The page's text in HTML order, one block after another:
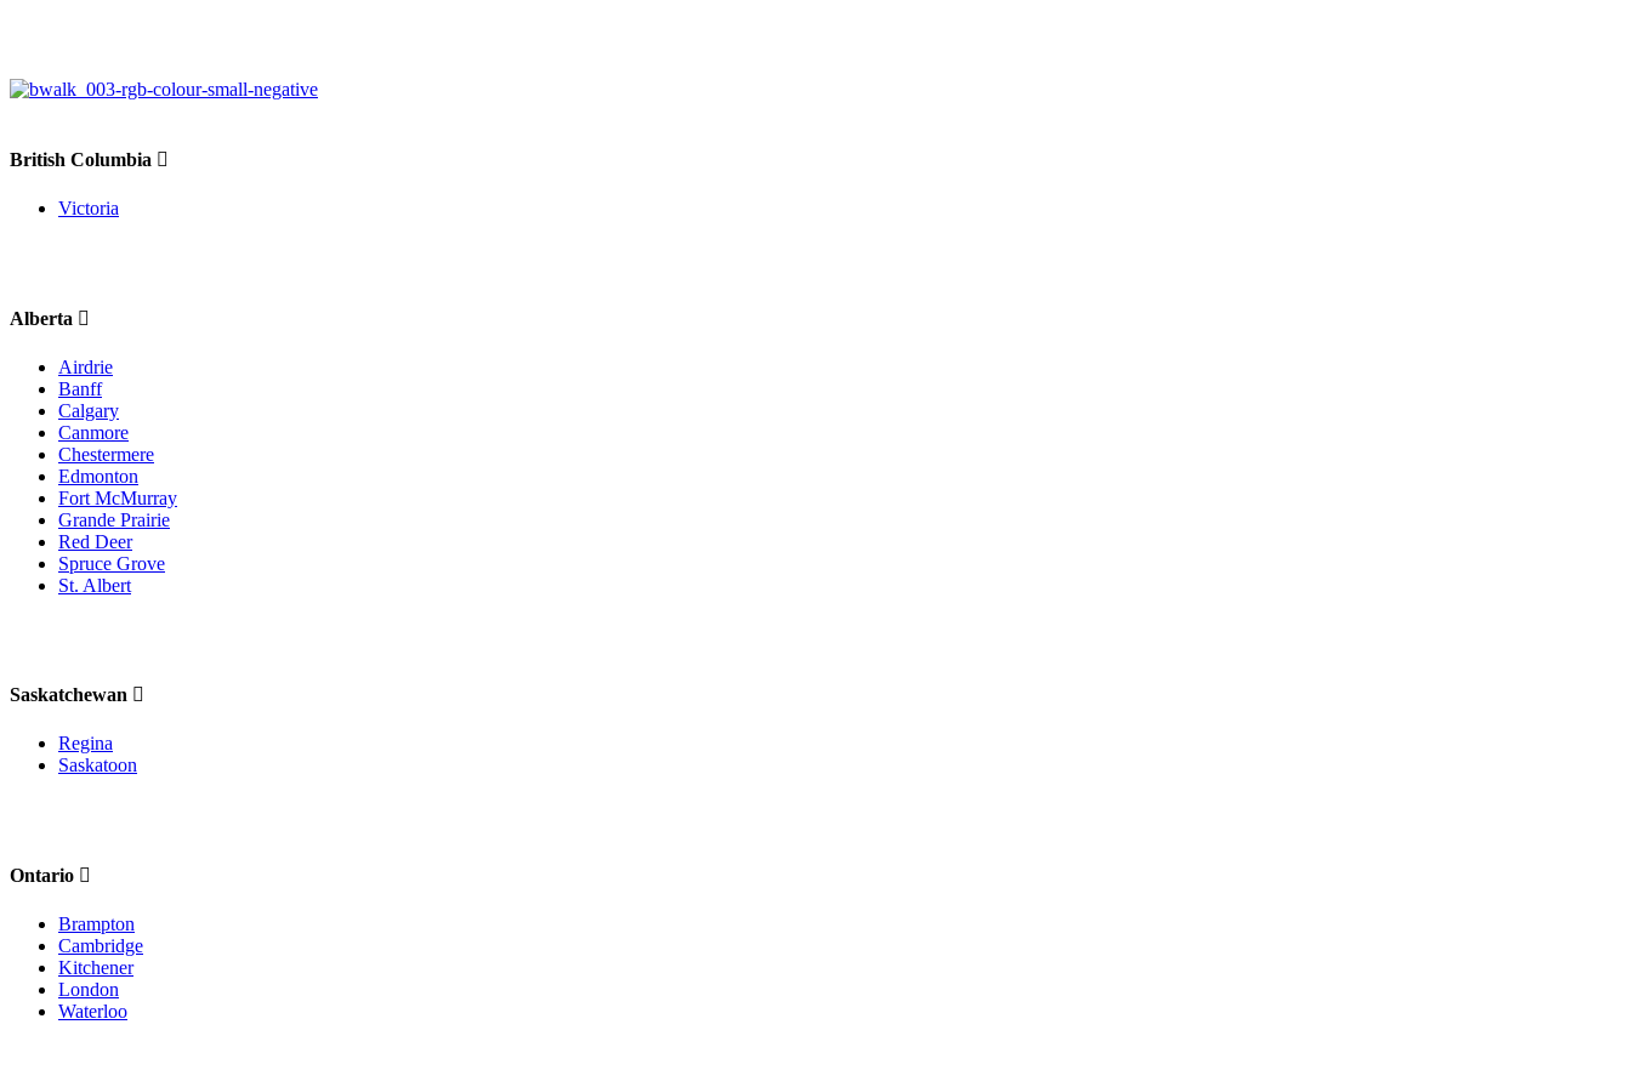
British Columbia
Victoria
Alberta
Airdrie
Banff
Calgary
Canmore
Chestermere
Edmonton
Fort McMurray
Grande Prairie
Red Deer
Spruce Grove
St. Albert
Saskatchewan
Regina
Saskatoon
Ontario
Brampton
Cambridge
Kitchener
London
Waterloo